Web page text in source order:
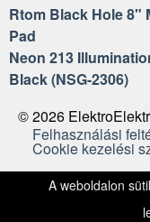
Rtom Black Hole 8"
Pad
Neon 213
Black (NSG-2306)
© 2026
Felhasználási
Cookie kezelési
A weboldalon